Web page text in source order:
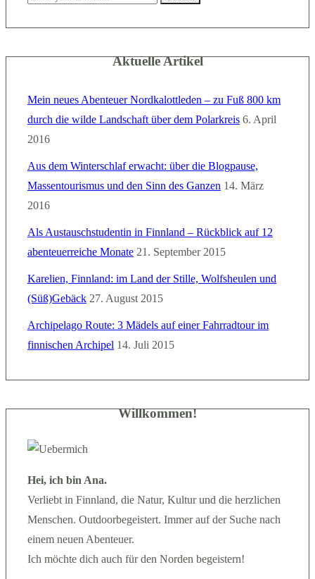
Aktuelle Artikel
Mein neues Abenteuer Nordkalottleden – zu Fuß 800 km
durch die wilde Landschaft über dem Polarkreis 6. April
2016
Aus dem Winterschlaf erwacht: über die Blogpause,
Massentourismus und den Sinn des Ganzen 14. März
2016
Als Austauschstudentin in Finnland – Rückblick auf 12
abenteuerreiche Monate 21. September 2015
Karelien, Finnland: im Land der Stille, Wolfsheulen und
(Süß)Gebäck 27. August 2015
Archipelago Route: 3 Mädels auf einer Fahrradtour im
finnischen Archipel 14. Juli 2015
Willkommen!
Hei, ich bin Ana.
Verliebt in Finnland, die Natur, Kultur und die herzlichen
Menschen. Outdoorbegeistert. Immer auf der Suche nach
einem neuen Abenteuer.
Ich möchte dich auch für den Norden begeistern!